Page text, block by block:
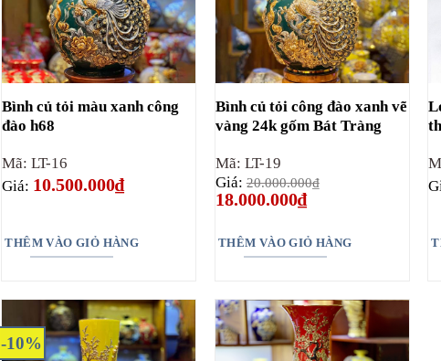
Bình củ tỏi màu xanh công
đào h68
Mã: LT-16
Giá: 10.500.000₫
THÊM VÀO GIỎ HÀNG
Bình củ tỏi công đào xanh vẽ
vàng 24k gốm Bát Tràng
Mã: LT-19
Giá:20.000.000₫
Giá
gốc
20.000.000₫.
18.000.000₫Giá
hiện
là:
18.000.000₫.
THÊM VÀO GIỎ HÀNG
-10%